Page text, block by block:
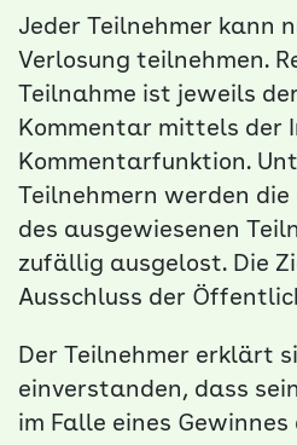
Jeder Teilnehmer kann
Verlosung teilnehmen.
Teilnahme ist jeweils
Kommentar mittels der
Kommentarfunktion.
Teilnehmern werden
des ausgewiesenen
zufällig ausgelost. Die
Ausschluss der
Der Teilnehmer erklärt
einverstanden, dass
im Falle eines